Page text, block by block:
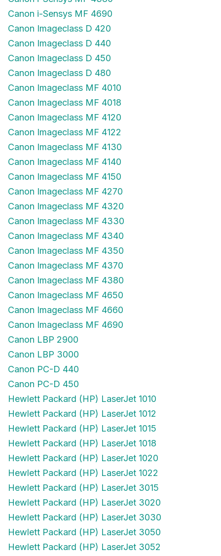
Canon i-Sensys MF 4690
Canon Imageclass D 420
Canon Imageclass D 440
Canon Imageclass D 450
Canon Imageclass D 480
Canon Imageclass MF 4010
Canon Imageclass MF 4018
Canon Imageclass MF 4120
Canon Imageclass MF 4122
Canon Imageclass MF 4130
Canon Imageclass MF 4140
Canon Imageclass MF 4150
Canon Imageclass MF 4270
Canon Imageclass MF 4320
Canon Imageclass MF 4330
Canon Imageclass MF 4340
Canon Imageclass MF 4350
Canon Imageclass MF 4370
Canon Imageclass MF 4380
Canon Imageclass MF 4650
Canon Imageclass MF 4660
Canon Imageclass MF 4690
Canon LBP 2900
Canon LBP 3000
Canon PC-D 440
Canon PC-D 450
Hewlett Packard (HP) LaserJet 1010
Hewlett Packard (HP) LaserJet 1012
Hewlett Packard (HP) LaserJet 1015
Hewlett Packard (HP) LaserJet 1018
Hewlett Packard (HP) LaserJet 1020
Hewlett Packard (HP) LaserJet 1022
Hewlett Packard (HP) LaserJet 3015
Hewlett Packard (HP) LaserJet 3020
Hewlett Packard (HP) LaserJet 3030
Hewlett Packard (HP) LaserJet 3050
Hewlett Packard (HP) LaserJet 3052